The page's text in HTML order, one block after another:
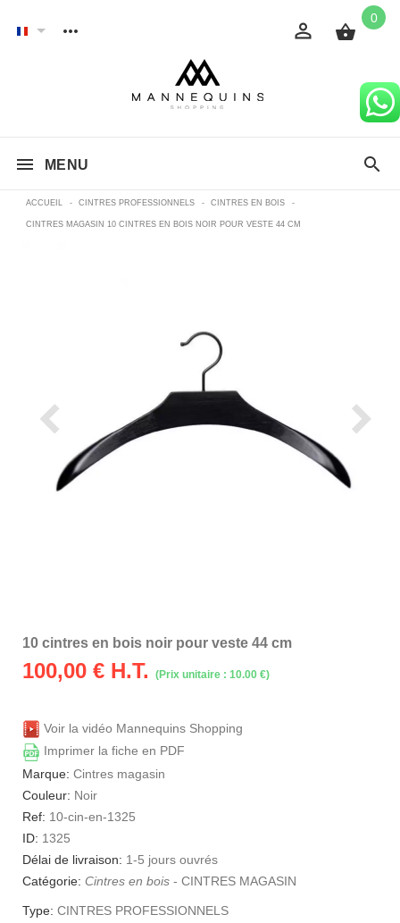
0
MENU
ACCUEIL - CINTRES PROFESSIONNELS - CINTRES EN BOIS -
CINTRES MAGASIN 10 CINTRES EN BOIS NOIR POUR VESTE 44 CM
10 cintres en bois noir pour veste 44 cm
100,00 € H.T. (Prix unitaire : 10.00 €)
Voir la vidéo Mannequins Shopping
Imprimer la fiche en PDF
Marque: Cintres magasin
Couleur: Noir
Ref: 10-cin-en-1325
ID: 1325
Délai de livraison: 1-5 jours ouvrés
Catégorie: Cintres en bois - CINTRES MAGASIN
Type: CINTRES PROFESSIONNELS